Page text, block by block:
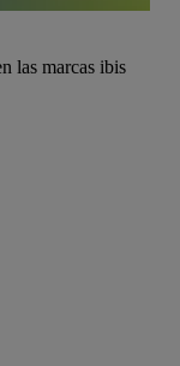
las marcas ibis